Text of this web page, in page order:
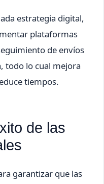
estrategia digital,
plataformas
de envíos
todo lo cual mejora
tiempos.
de las
garantizar que las